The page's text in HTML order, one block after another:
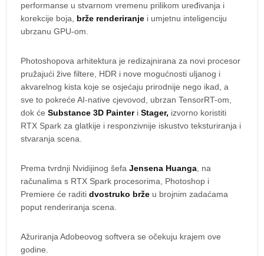
performanse u stvarnom vremenu prilikom uređivanja i
korekcije boja, brže renderiranje i umjetnu inteligenciju
ubrzanu GPU-om.
Photoshopova arhitektura je redizajnirana za novi procesor
pružajući žive filtere, HDR i nove mogućnosti uljanog i
akvarelnog kista koje se osjećaju prirodnije nego ikad, a
sve to pokreće AI-native cjevovod, ubrzan TensorRT-om,
dok će Substance 3D Painteri Stager, izvorno koristiti
RTX Spark za glatkije i responzivnije iskustvo teksturiranja i
stvaranja scena.
Prema tvrdnji Nvidijinog šefa Jensena Huanga, na
računalima s RTX Spark procesorima, Photoshop i
Premiere će raditi dvostruko brže u brojnim zadaćama
poput renderiranja scena.
Ažuriranja Adobeovog softvera se očekuju krajem ove
godine.